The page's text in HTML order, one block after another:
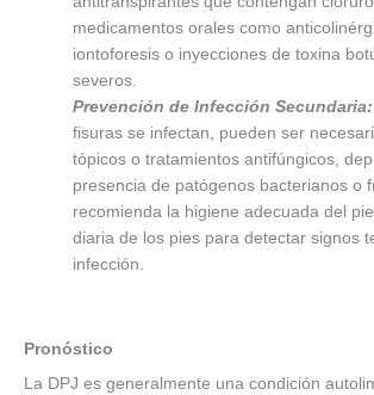
medicamentos orales como
iontoforesis o inyecciones de toxina
severos.
Prevención de Infección Secundaria:
fisuras se infectan, pueden ser
tópicos o tratamientos antifúngicos,
presencia de patógenos bacterianos o
recomienda la higiene adecuada del
diaria de los pies para detectar signos
infección.
Pronóstico
La DPJ es generalmente una condición